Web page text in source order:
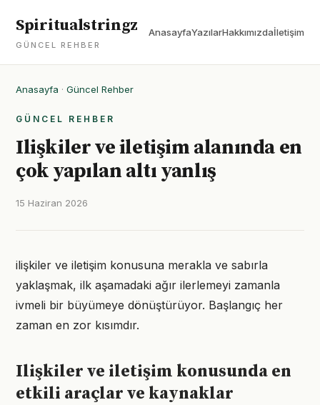
Spiritualstringz
GÜNCEL REHBER
AnasayfaYazılarHakkımızdaİletişim
Anasayfa · Güncel Rehber
GÜNCEL REHBER
Ilişkiler ve iletişim alanında en
çok yapılan altı yanlış
15 Haziran 2026
ilişkiler ve iletişim konusuna merakla ve sabırla
yaklaşmak, ilk aşamadaki ağır ilerlemeyi zamanla
ivmeli bir büyümeye dönüştürüyor. Başlangıç her
zaman en zor kısımdır.
Ilişkiler ve iletişim konusunda en
etkili araçlar ve kaynaklar